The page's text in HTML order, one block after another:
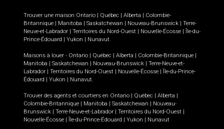
Trouver une maison Ontario Québec Alberta
Colombie-
Britannique
Manitoba Saskatchewan Nouveau-Brunswick
Terre-
Neuve-et-Labrador
Territoires du Nord-Ouest Nouvelle-Écosse
Île-du-
Prince-Édouard
Yukon Nunavut.
Maisons à louer - Ontario Québec Alberta Colombie-Britannique
Manitoba
Saskatchewan Nouveau-Brunswick
Terre-Neuve-et-
Labrador
Territoires du Nord-Ouest Nouvelle-Écosse
Île-du-Prince-
Édouard
Yukon Nunavut.
Trouver des agents et courtiers en Ontario Québec Alberta
Colombie-Britannique
Manitoba Saskatchewan
Nouveau-
Brunswick
Terre-Neuve-et-Labrador Territoires du Nord-Ouest
Nouvelle-Écosse
Île-du-Prince-Édouard Yukon Nunavut